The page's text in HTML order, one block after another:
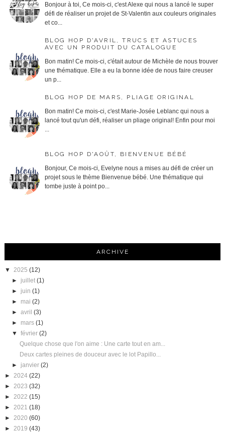
Bonjour à toi, Ce mois-ci, c'est Alexe qui nous a lancé le super
défi de réaliser un projet de St-Valentin aux couleurs originales
et co...
BLOG HOP D'AVRIL, TRUCS ET ASTUCES
AVEC UN PRODUIT DU CATALOGUE
Bon matin! Ce mois-ci, c'était autour de Michèle de nous trouver
une thématique. Elle a eu la bonne idée de nous faire creuser
un p...
BLOG HOP DE MARS, PLIAGE ORIGINAL
Bon matin! Ce mois-ci, c'est Marie-Josée Leblanc qui nous a
lancé tout qu'un défi, réaliser un pliage original! Enfin pour moi
...
BLOG HOP D'AOÛT, BIENVENUE BÉBÉ
Bonjour, Ce mois-ci, Evelyne nous a mises au défi de créer un
projet sous le thème Bienvenue bébé. Une thématique qui
tombe juste à point po...
ARCHIVE
▼ 2025 (12)
► juillet (1)
► juin (1)
► mai (2)
►avril (3)
► mars (1)
▼février (2)
Quelque chose que l'on aime : Une carte tout en am...
Deux cartes pleines de douceur avec le lot Papillo...
► janvier (2)
► 2024 (22)
► 2023 (32)
► 2022 (15)
► 2021 (18)
► 2020 (60)
► 2019 (43)